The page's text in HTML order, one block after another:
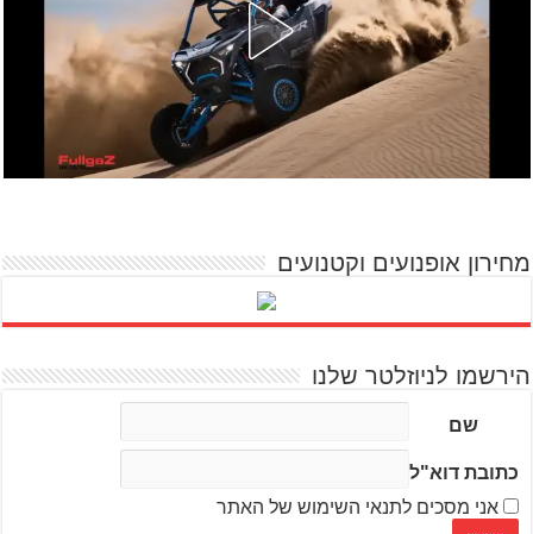
מחירון אופנועים וקטנועים
הירשמו לניוזלטר שלנו
שם
כתובת דוא"ל
אני מסכים לתנאי השימוש של האתר